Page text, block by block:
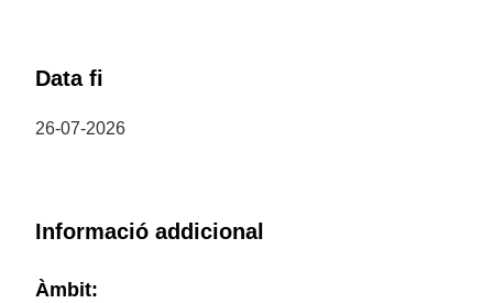
Data fi
26-07-2026
Informació addicional
Àmbit: